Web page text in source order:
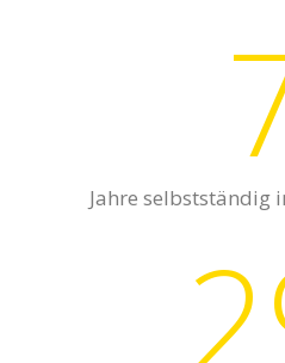
Jahre selbstständig